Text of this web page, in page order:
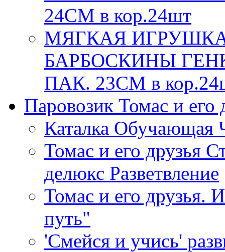
24СМ в кор.24шт
МЯГКАЯ
БАРБОСКИНЫ
ПАК. 23СМ в
Паровозик Томас и его
Каталка Обучающая
Томас и его друзья
делюкс Разветвление
Томас и его друзья.
путь"
'Смейся и учись'